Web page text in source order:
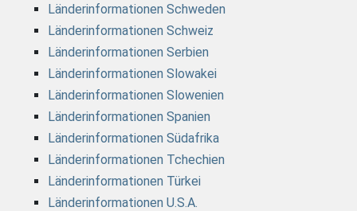
Länderinformationen Schweden
Länderinformationen Schweiz
Länderinformationen Serbien
Länderinformationen Slowakei
Länderinformationen Slowenien
Länderinformationen Spanien
Länderinformationen Südafrika
Länderinformationen Tchechien
Länderinformationen Türkei
Länderinformationen U.S.A.